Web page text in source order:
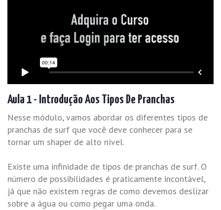
Aula 1 - Introdução Aos Tipos De Pranchas
Nesse módulo, vamos abordar os diferentes tipos de
pranchas de surf que você deve conhecer para se
tornar um shaper de alto nível.
Existe uma infinidade de tipos de pranchas de surf. O
número de possibilidades é praticamente incontável,
já que não existem regras de como devemos deslizar
sobre a água ou como pegar uma onda.